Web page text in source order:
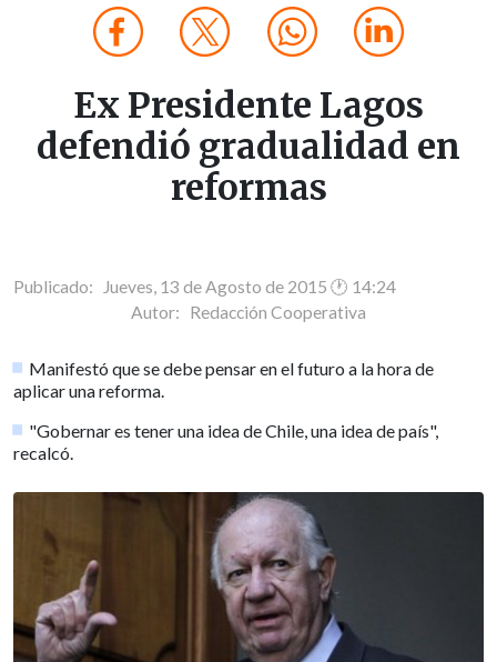
Ex Presidente Lagos
defendió gradualidad en
reformas
Publicado: Jueves, 13 de Agosto de 2015 🕐 14:24
Autor: Redacción Cooperativa
Manifestó que se debe pensar en el futuro a la hora de
aplicar una reforma.
"Gobernar es tener una idea de Chile, una idea de país",
recalcó.